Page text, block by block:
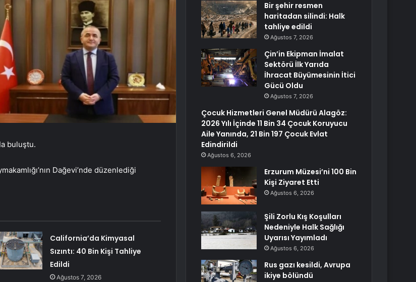
buluştu.
Dağevi’nde düzenlediği
California’da Kimyasal
Sızıntı: 40 Bin Kişi Tahliye
Edildi
Ağustos 7, 2026
Bir şehir resmen
haritadan silindi: Halk
tahliye edildi
Ağustos 7, 2026
Çin’in Ekipman İmalat
Sektörü İlk Yarıda
İhracat Büyümesinin İtici
Gücü Oldu
Ağustos 7, 2026
Çocuk Hizmetleri Genel Müdürü Alagöz:
2026 Yılı İçinde 11 Bin 34 Çocuk Koruyucu
Aile Yanında, 21 Bin 197 Çocuk Evlat
Edindirildi
Ağustos 6, 2026
Erzurum Müzesi’ni 100 Bin
Kişi Ziyaret Etti
Ağustos 6, 2026
Şili Zorlu Kış Koşulları
Nedeniyle Halk Sağlığı
Uyarısı Yayımladı
Ağustos 6, 2026
Rus gazı kesildi, Avrupa
ikiye bölündü